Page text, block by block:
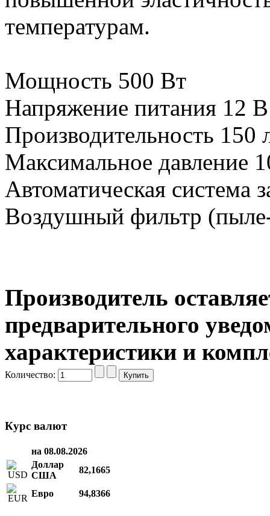
температурам.
Мощность 500 Вт
Напряжение питания 12 В
Производительность 150
Максимальное давление
Автоматическая система
Воздушный фильтр
Производитель
предварительного
характеристики и
Количество:
Курс валют
на 08.08.2026
Доллар
США
82,1665
Евро 94,8366